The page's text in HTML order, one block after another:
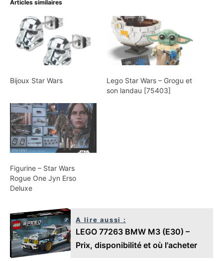
Articles similaires
Bijoux Star Wars
Lego Star Wars – Grogu et
son landau [75403]
Figurine – Star Wars
Rogue One Jyn Erso
Deluxe
A lire aussi :
LEGO 77263 BMW M3 (E30) –
Prix, disponibilité et où l'acheter